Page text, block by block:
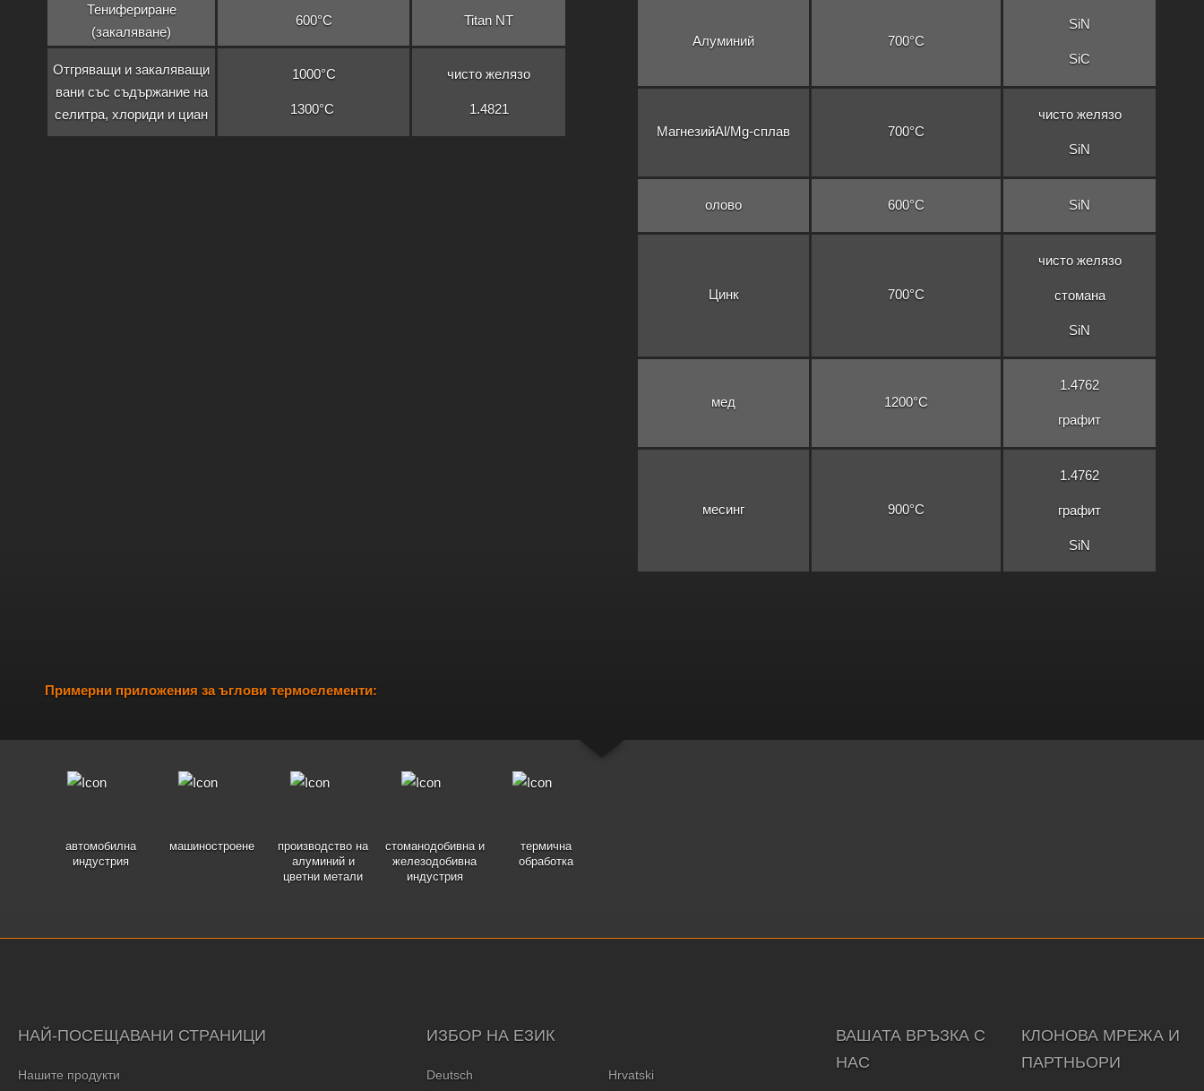
Тенифериране
(закаляване)
600°C Titan NT
Отгряващи и закаляващи
вани със съдържание на
селитра, хлориди и циан
1000°C
1300°C
чисто желязо
1.4821
Алуминий 700°C
SiN
SiC
МагнезийAl/Mg-сплав 700°C
чисто желязо
SiN
олово 600°C SiN
Цинк 700°C
чисто желязо
стомана
SiN
мед 1200°C
1.4762
графит
месинг 900°C
1.4762
графит
SiN
Примерни приложения за ъглови термоелементи:
автомобилна
индустрия
машиностроене
производство на
алуминий и
цветни метали
стоманодобивна и
железодобивна
индустрия
термична
обработка
НАЙ-ПОСЕЩАВАНИ СТРАНИЦИ
Нашите продукти
ИЗБОР НА ЕЗИК
Deutsch
Hrvatski
ВАШАТА ВРЪЗКА С
НАС
КЛОНОВА МРЕЖА И
ПАРТНЬОРИ